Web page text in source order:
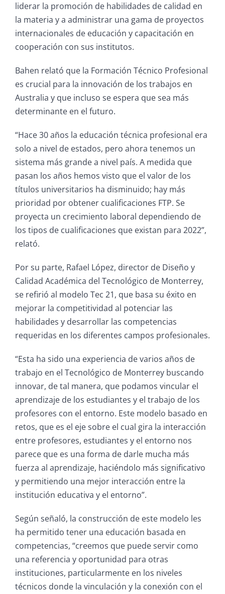
liderar la promoción de habilidades de calidad en
la materia y a administrar una gama de proyectos
internacionales de educación y capacitación en
cooperación con sus institutos.
Bahen relató que la Formación Técnico Profesional
es crucial para la innovación de los trabajos en
Australia y que incluso se espera que sea más
determinante en el futuro.
“Hace 30 años la educación técnica profesional era
solo a nivel de estados, pero ahora tenemos un
sistema más grande a nivel país. A medida que
pasan los años hemos visto que el valor de los
títulos universitarios ha disminuido; hay más
prioridad por obtener cualificaciones FTP. Se
proyecta un crecimiento laboral dependiendo de
los tipos de cualificaciones que existan para 2022”,
relató.
Por su parte, Rafael López, director de Diseño y
Calidad Académica del Tecnológico de Monterrey,
se refirió al modelo Tec 21, que basa su éxito en
mejorar la competitividad al potenciar las
habilidades y desarrollar las competencias
requeridas en los diferentes campos profesionales.
“Esta ha sido una experiencia de varios años de
trabajo en el Tecnológico de Monterrey buscando
innovar, de tal manera, que podamos vincular el
aprendizaje de los estudiantes y el trabajo de los
profesores con el entorno. Este modelo basado en
retos, que es el eje sobre el cual gira la interacción
entre profesores, estudiantes y el entorno nos
parece que es una forma de darle mucha más
fuerza al aprendizaje, haciéndolo más significativo
y permitiendo una mejor interacción entre la
institución educativa y el entorno”.
Según señaló, la construcción de este modelo les
ha permitido tener una educación basada en
competencias, “creemos que puede servir como
una referencia y oportunidad para otras
instituciones, particularmente en los niveles
técnicos donde la vinculación y la conexión con el